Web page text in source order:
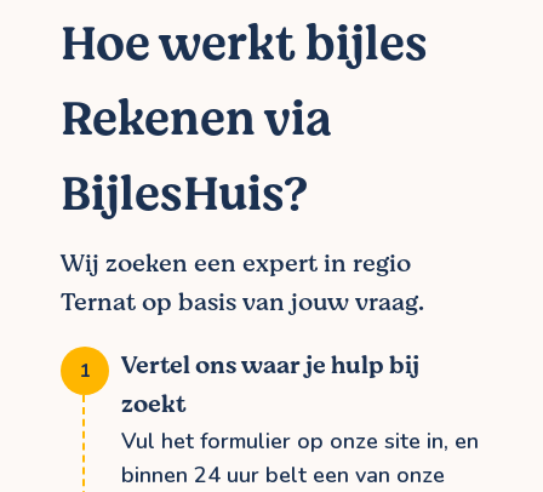
Hoe werkt bijles
Rekenen via
BijlesHuis?
Wij zoeken een expert in regio
Ternat op basis van jouw vraag.
Vertel ons waar je hulp bij
zoekt
Vul het formulier op onze site in, en
binnen 24 uur belt een van onze